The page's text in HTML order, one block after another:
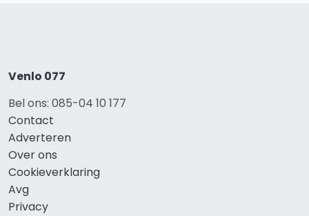
Venlo 077
Bel ons: 085-04 10 177
Contact
Adverteren
Over ons
Cookieverklaring
Avg
Privacy